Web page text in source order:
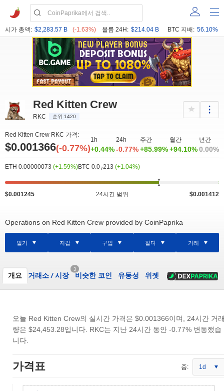
시가 총액: $2,283.57 B (-1.63%) 볼륨 24H: $214.04 B BTC 지배: 56.10%
Red Kitten Crew
RKC 순위 1420
Red Kitten Crew RKC 가격:
$0.001366(-0.77%)
1h
+0.44%
24h
-0.77%
주간
+85.99%
월간
+94.10%
년간
0.00%
ETH 0.00000073 (+1.59%)BTC 0.07213 (+1.04%)
$0.001245 24시간 범위 $0.001412
Operations on Red Kitten Crew provided by CoinPaprika
벌기 지갑 구입 팔다 거래
개요 거래소 /시장
3
비슷한 코인 유동성 위젯
오늘 Red Kitten Crew의 실시간 가격은 $0.001366이며, 24시간 거
량은 $24,453.28입니다. RKC는 지난 24시간 동안 -0.77% 변동했습
니다.
가격표 줌: 1d